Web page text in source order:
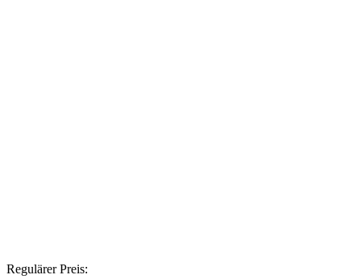
Regulärer Preis: